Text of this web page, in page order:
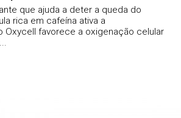
que ajuda a deter a queda do
rica em cafeína ativa a
Oxycell favorece a oxigenação celular